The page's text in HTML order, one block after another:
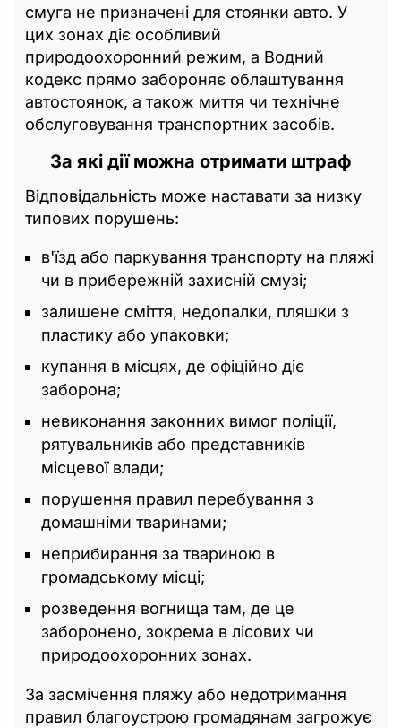
смуга не призначені для стоянки авто. У
цих зонах діє особливий
природоохоронний режим, а Водний
кодекс прямо забороняє облаштування
автостоянок, а також миття чи технічне
обслуговування транспортних засобів.
За які дії можна отримати штраф
Відповідальність може наставати за низку
типових порушень:
в'їзд або паркування транспорту на пляжі
чи в прибережній захисній смузі;
залишене сміття, недопалки, пляшки з
пластику або упаковки;
купання в місцях, де офіційно діє
заборона;
невиконання законних вимог поліції,
рятувальників або представників
місцевої влади;
порушення правил перебування з
домашніми тваринами;
неприбирання за твариною в
громадському місці;
розведення вогнища там, де це
заборонено, зокрема в лісових чи
природоохоронних зонах.
За засмічення пляжу або недотримання
правил благоустрою громадянам загрожує